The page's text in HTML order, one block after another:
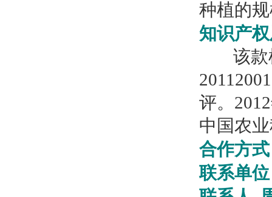
种植的
知识产
该款机
评。
中国农
合作方
联系单